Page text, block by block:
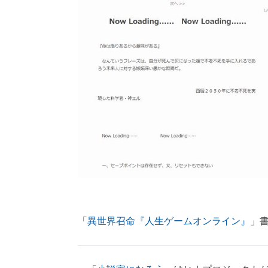
「 異世界召命『人生ゲームオンライン』 」